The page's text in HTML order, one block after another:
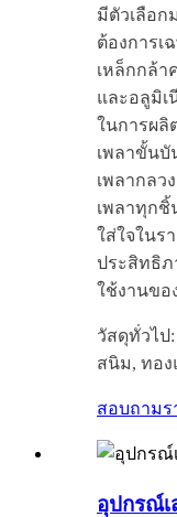
มีตัวเลือก
ต้องการ
เหล็กกล้า
และอลูมิเ
ในการผลิ
เพลาขั้นบั
เพลากล
เพลาทุกชิ้
ใส่ใจใ
ประสิทธิภ
ใช้งานข
วัสดุทั่วไ
สนิม, ทอง
สอบถามร
อุปกรณ์เ